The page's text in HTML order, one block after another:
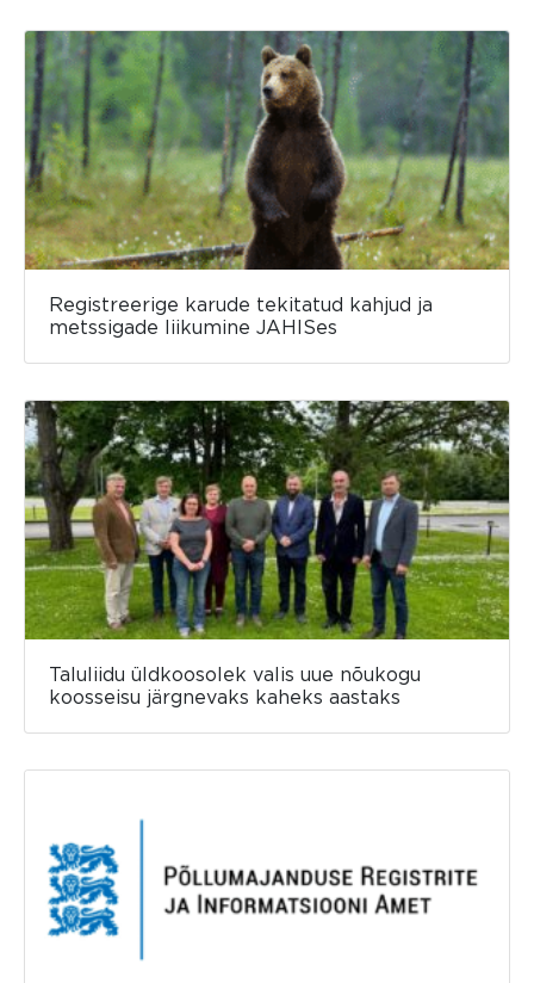
Registreerige karude tekitatud kahjud ja
metssigade liikumine JAHISes
Taluliidu üldkoosolek valis uue nõukogu
koosseisu järgnevaks kaheks aastaks